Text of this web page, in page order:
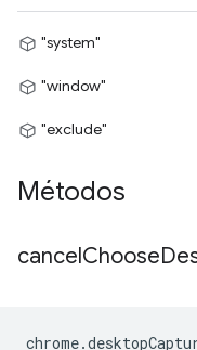
"system"
"window"
"exclude"
Métodos
cancelChoose
chrome.